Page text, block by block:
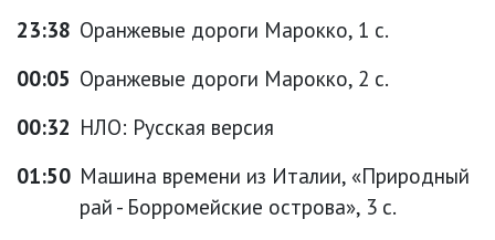
23:38 Оранжевые дороги Марокко, 1 с.
00:05 Оранжевые дороги Марокко, 2 с.
00:32 НЛО: Русская версия
01:50 Машина времени из Италии, «Природный
рай - Борромейские острова», 3 с.